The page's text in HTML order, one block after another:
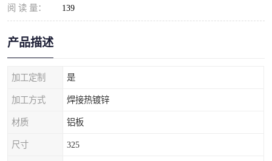
阅 读 量： 139
产品描述
加工定制 是
加工方式 焊接热镀锌
材质 铝板
尺寸 325